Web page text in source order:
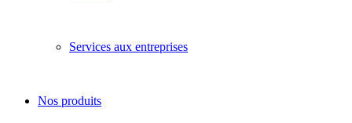
Services aux entreprises
Nos produits